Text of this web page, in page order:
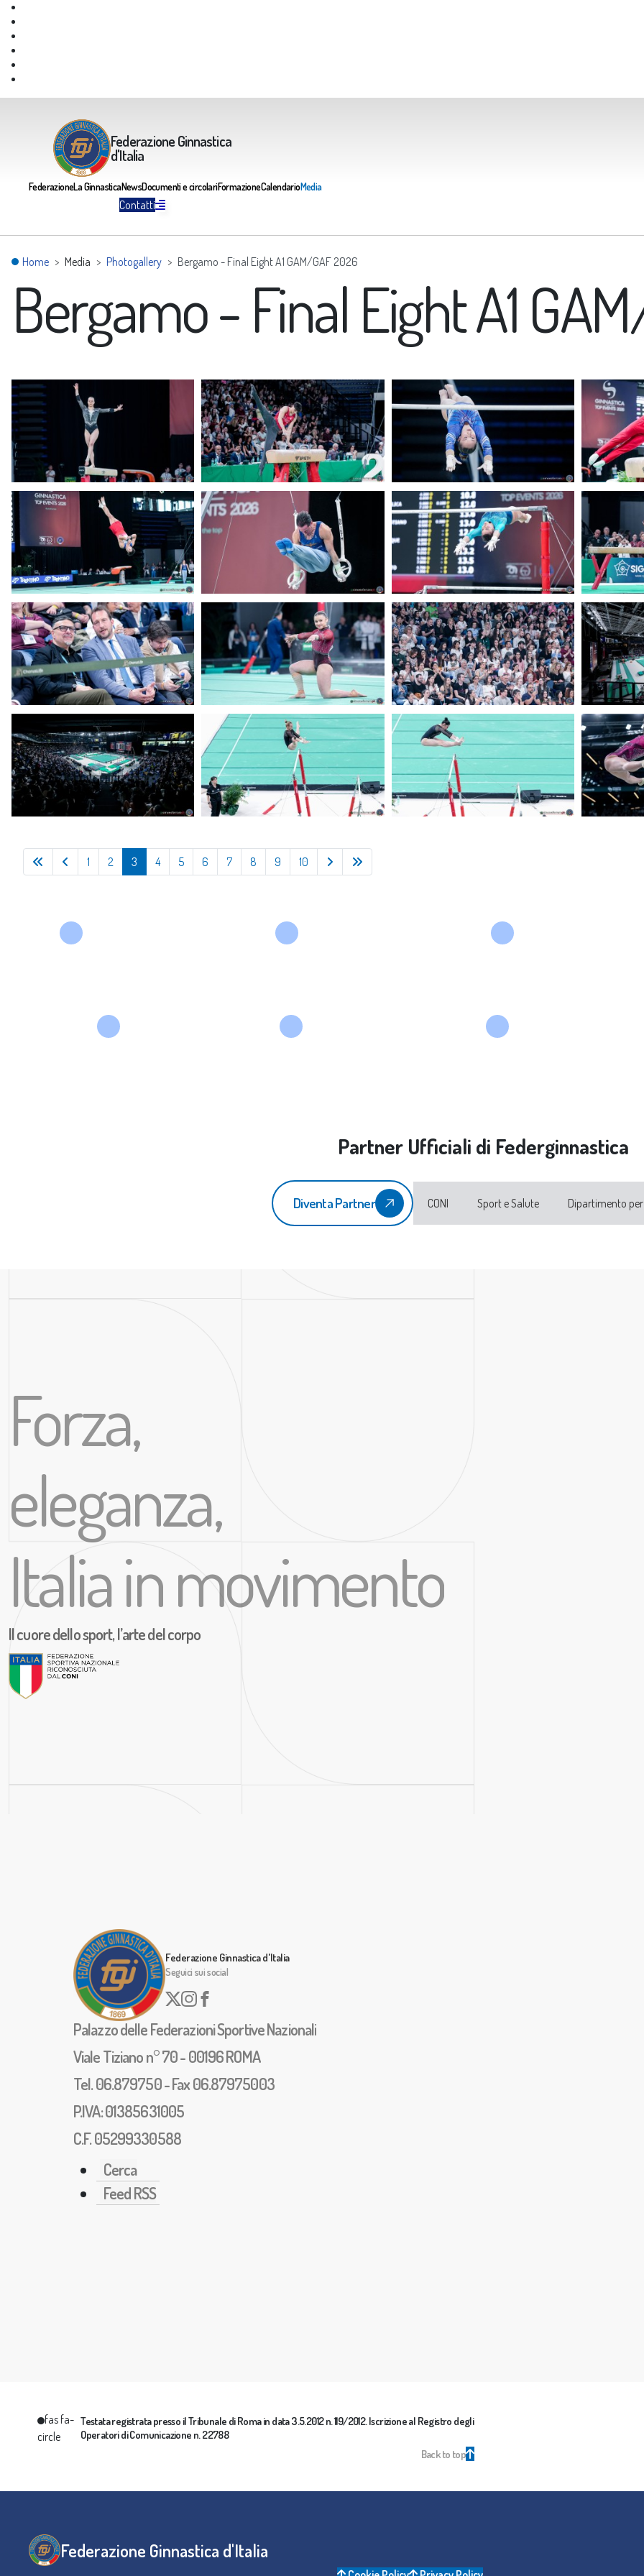
Federazione Ginnastica
d'Italia
FederazioneLa GinnasticaNewsDocumenti e circolariFormazioneCalendarioMedia
Contatti
Home Media Photogallery Bergamo - Final Eight A1 GAM/GAF 2026
Bergamo - Final Eight A1
1 2 3 4 5 6 7 8 9 10
Partner Ufficiali di Federginnastica
Diventa Partner CONI Sport e Salute Dipartimento
Forza,
eleganza,
Italia in movimento
Il cuore dello sport, l’arte del corpo
Federazione Ginnastica d'Italia
Seguici sui social
Palazzo delle Federazioni Sportive Nazionali
Viale Tiziano n° 70 - 00196 ROMA
Tel. 06.879750 - Fax 06.87975003
P.IVA: 01385631005
C.F. 05299330588
Cerca
Feed RSS
fas fa-
circle
Testata registrata presso il Tribunale di Roma in data 3.5.2012 n. 119/2012. Iscrizione al Registro degli
Operatori di Comunicazione n. 22788
Back to top
Federazione Ginnastica d'Italia